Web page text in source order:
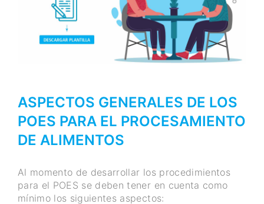
ASPECTOS GENERALES DE LOS
POES PARA EL PROCESAMIENTO
DE ALIMENTOS
Al momento de desarrollar los procedimientos
para el POES se deben tener en cuenta como
mínimo los siguientes aspectos: